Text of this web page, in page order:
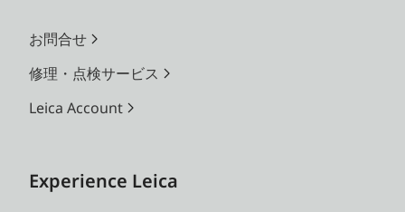
お問合せ
修理・点検サービス
Leica Account
Experience Leica